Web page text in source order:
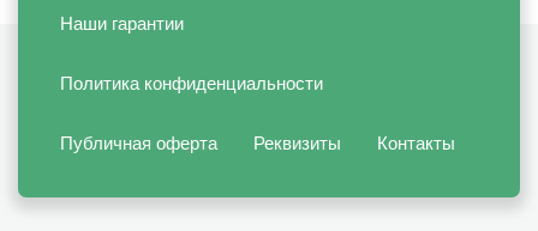
Наши гарантии
Политика конфиденциальности
Публичная оферта Реквизиты Контакты